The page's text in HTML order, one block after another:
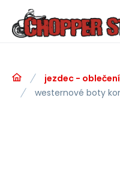
jezdec -
westernové boty